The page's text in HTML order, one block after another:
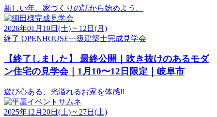
新しい年、家づくりの話から始めよう。
2026年01月10日(土) ~ 12日(月)
終了 OPENHOUSE一級建築士完成見学会
【終了しました】
最終公開｜吹き抜けのあるモダ
ン住宅の見学会｜1月10〜12日限定｜岐阜市
遊び心ある、光溢れるお家を体感‼︎
2025年12月20日(土) ~ 27日(土)